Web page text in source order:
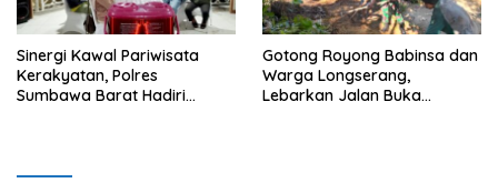
Sinergi Kawal Pariwisata
Kerakyatan, Polres
Sumbawa Barat Hadiri
Suntuk”
Gotong Royong Babinsa dan
Warga Longserang,
Lebarkan Jalan Buka